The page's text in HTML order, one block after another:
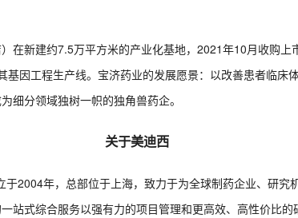
在新建约7.5万平方米的产业化基地，2021年10月收购上
基因工程生产线。宝济药业的发展愿景：以改善患者临床
细分领域独树一帜的独角兽药企。
关于美迪西
2004年，总部位于上海，致力于为全球制药企业、研究
站式综合服务以强有力的项目管理和更高效、高性价比